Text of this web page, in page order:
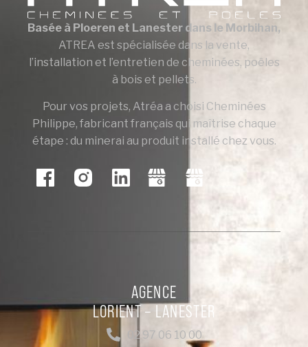
Basée à Ploeren et Lanester dans le Morbihan,
ATREA est spécialisée dans la vente,
l’installation et l’entretien de cheminées, poêles
à bois et pellets.
Pour vos projets, Atréa a choisi Cheminées
Philippe, fabricant français qui maîtrise chaque
étape : du minerai au produit installé chez vous.
AGENCE
LORIENT – LANESTER
02 97 06 10 00